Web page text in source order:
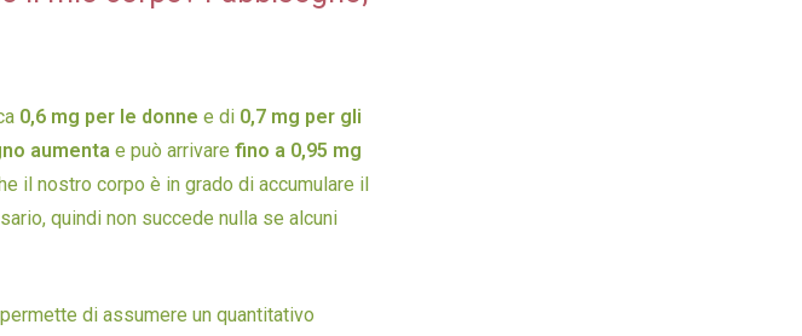
0,6 mg per le donne e di 0,7 mg per gli
aumenta e può arrivare fino a 0,95 mg
il nostro corpo è in grado di accumulare il
quindi non succede nulla se alcuni
di assumere un quantitativo